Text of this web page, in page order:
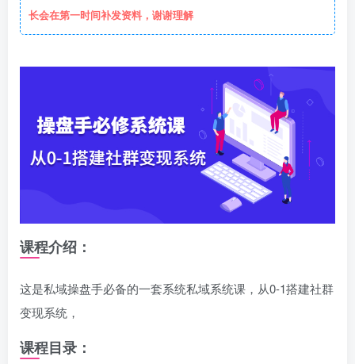
长会在第一时间补发资料，谢谢理解
课程介绍：
这是私域操盘手必备的一套系统私域系统课，从0-1搭建社群
变现系统，
课程目录：